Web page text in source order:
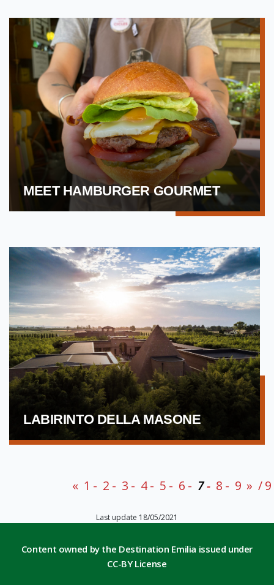
MEET HAMBURGER GOURMET
LABIRINTO DELLA MASONE
« 1 2 3 4 5 6 7 8 9 » / 9
Last update 18/05/2021
Content owned by the Destination Emilia issued under
CC-BY License